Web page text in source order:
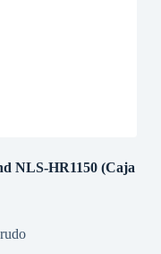
NLS-HR1150 (Caja